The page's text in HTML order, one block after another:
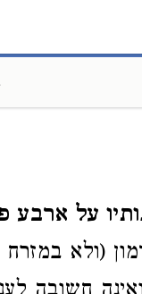
על ארבע
(ולא